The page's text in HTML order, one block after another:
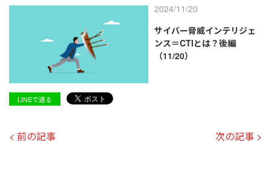
2024/11/20
サイバー脅威インテリジェ
ンス＝CTIとは？後編
（11/20）
LINEで送る
< 前の記事 次の記事 >